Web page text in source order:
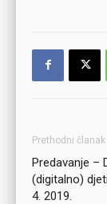
Prethodni članak
Predavanje –
(digitalno)
4. 2019.